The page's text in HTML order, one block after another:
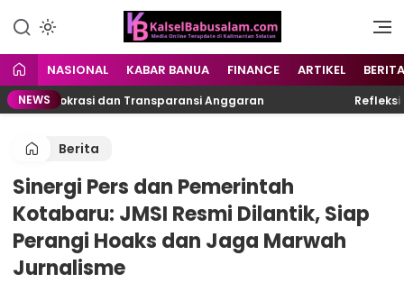
kalselbabusalam.com
Menyuarakan Kalsel,
Menginspirasi Nusantara
NASIONAL KABAR BANUA FINANCE ARTIKEL BERITA
NEWS
Birokrasi dan Transparansi Anggaran Refleksi 24
Berita
Sinergi Pers dan Pemerintah
Kotabaru: JMSI Resmi Dilantik, Siap
Perangi Hoaks dan Jaga Marwah
Jurnalisme